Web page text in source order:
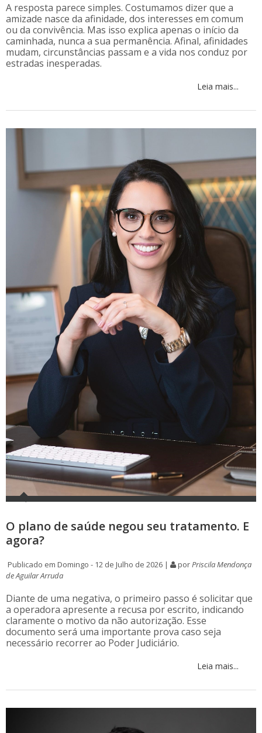
A resposta parece simples. Costumamos dizer que a
amizade nasce da afinidade, dos interesses em comum
ou da convivência. Mas isso explica apenas o início da
caminhada, nunca a sua permanência. Afinal, afinidades
mudam, circunstâncias passam e a vida nos conduz por
estradas inesperadas.
Leia mais...
O plano de saúde negou seu tratamento. E
agora?
Publicado em Domingo - 12 de Julho de 2026 | porPriscila Mendonça
de Aguilar Arruda
Diante de uma negativa, o primeiro passo é solicitar que
a operadora apresente a recusa por escrito, indicando
claramente o motivo da não autorização. Esse
documento será uma importante prova caso seja
necessário recorrer ao Poder Judiciário.
Leia mais...